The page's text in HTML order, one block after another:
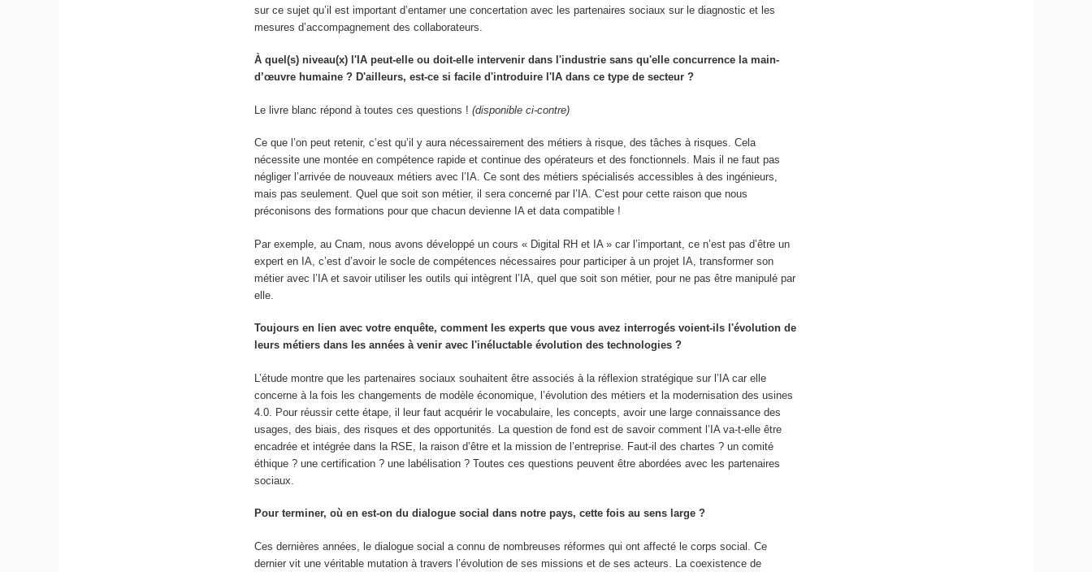
sur ce sujet qu’il est important d’entamer une concertation avec les partenaires sociaux sur le diagnostic et les
mesures d’accompagnement des collaborateurs.
À quel(s) niveau(x) l'IA peut-elle ou doit-elle intervenir dans l'industrie sans qu'elle concurrence la main-
d’œuvre humaine ? D'ailleurs, est-ce si facile d'introduire l'IA dans ce type de secteur ?
Le livre blanc répond à toutes ces questions !(disponible ci-contre)
Ce que l’on peut retenir, c’est qu’il y aura nécessairement des métiers à risque, des tâches à risques. Cela
nécessite une montée en compétence rapide et continue des opérateurs et des fonctionnels. Mais il ne faut pas
négliger l’arrivée de nouveaux métiers avec l’IA. Ce sont des métiers spécialisés accessibles à des ingénieurs,
mais pas seulement. Quel que soit son métier, il sera concerné par l’IA. C’est pour cette raison que nous
préconisons des formations pour que chacun devienne IA et data compatible !
Par exemple, au Cnam, nous avons développé un cours « Digital RH et IA » car l’important, ce n’est pas d’être un
expert en IA, c’est d’avoir le socle de compétences nécessaires pour participer à un projet IA, transformer son
métier avec l’IA et savoir utiliser les outils qui intègrent l’IA, quel que soit son métier, pour ne pas être manipulé par
elle.
Toujours en lien avec votre enquête, comment les experts que vous avez interrogés voient-ils l'évolution de
leurs métiers dans les années à venir avec l'inéluctable évolution des technologies ?
L’étude montre que les partenaires sociaux souhaitent être associés à la réflexion stratégique sur l’IA car elle
concerne à la fois les changements de modèle économique, l’évolution des métiers et la modernisation des usines
4.0. Pour réussir cette étape, il leur faut acquérir le vocabulaire, les concepts, avoir une large connaissance des
usages, des biais, des risques et des opportunités. La question de fond est de savoir comment l’IA va-t-elle être
encadrée et intégrée dans la RSE, la raison d’être et la mission de l’entreprise. Faut-il des chartes ? un comité
éthique ? une certification ? une labélisation ? Toutes ces questions peuvent être abordées avec les partenaires
sociaux.
Pour terminer, où en est-on du dialogue social dans notre pays, cette fois au sens large ?
Ces dernières années, le dialogue social a connu de nombreuses réformes qui ont affecté le corps social. Ce
dernier vit une véritable mutation à travers l’évolution de ses missions et de ses acteurs. La coexistence de